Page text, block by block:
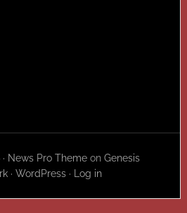
News Pro Theme onGenesis
· WordPress· Log in